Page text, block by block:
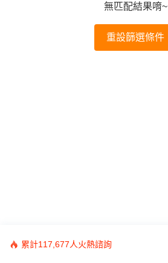
無匹配結果唷~
重設篩選條件
累計117,677人火熱諮詢